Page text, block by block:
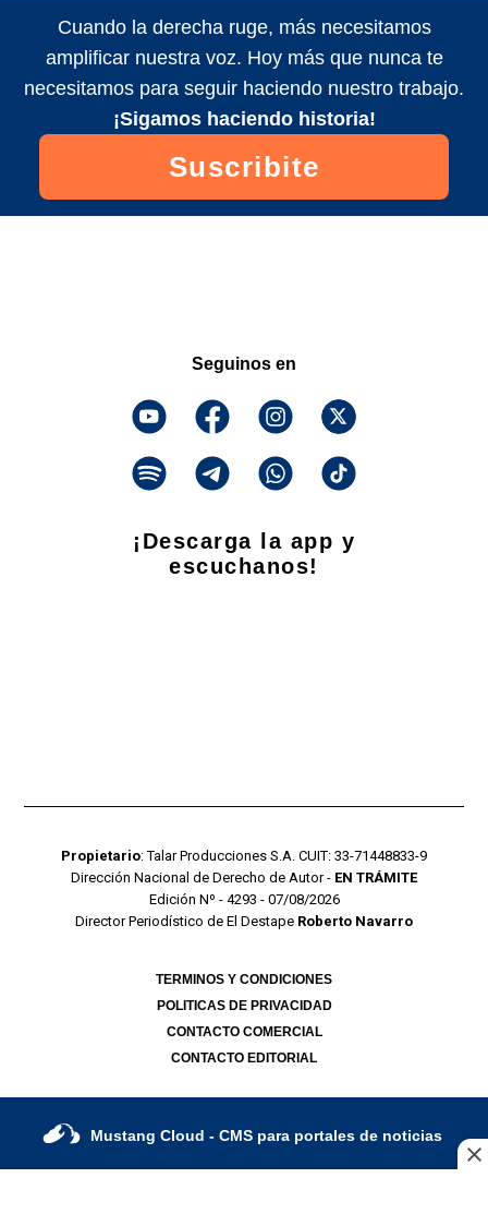
Cuando la derecha ruge, más necesitamos
amplificar nuestra voz. Hoy más que nunca te
necesitamos para seguir haciendo nuestro trabajo.
¡Sigamos haciendo historia!
Suscribite
Seguinos en
¡Descarga la app y
escuchanos!
Propietario: Talar Producciones S.A. CUIT: 33-71448833-9
Dirección Nacional de Derecho de Autor - EN TRÁMITE
Edición Nº - 4293 - 07/08/2026
Director Periodístico de El Destape Roberto Navarro
TERMINOS Y CONDICIONES
POLITICAS DE PRIVACIDAD
CONTACTO COMERCIAL
CONTACTO EDITORIAL
Mustang Cloud - CMS para portales de noticias